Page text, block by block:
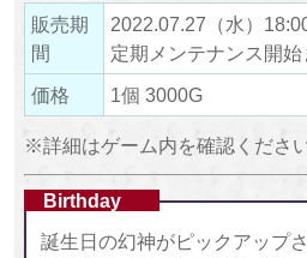
販売期
間
2022.07.27（水）
定期メンテナンス開始
価格
1個 3000G
※詳細はゲーム内を確認ください
Birthday
誕生日の幻神がピックアップ